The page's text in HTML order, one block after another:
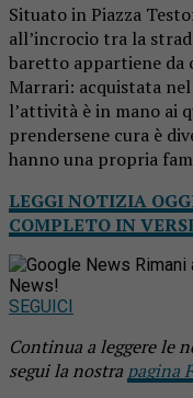
Situato in Piazza
all’incrocio tra la
baretto appartiene da
Marrari: acquistata
l’attività è in mano ai
prendersene cura è
hanno una propria
LEGGI NOTIZIA
COMPLETO IN
News!
SEGUICI
Continua a leggere le
segui la nostra pagina